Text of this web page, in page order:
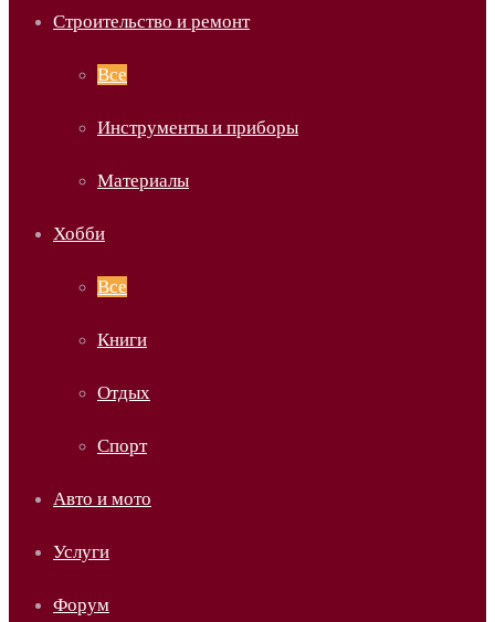
Строительство и ремонт
Все
Инструменты и приборы
Материалы
Хобби
Все
Книги
Отдых
Спорт
Авто и мото
Услуги
Форум